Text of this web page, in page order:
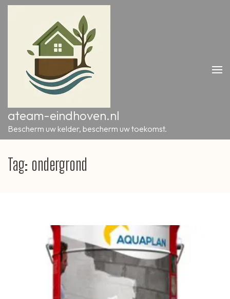
Ga
ateam-eindhoven.nl
Bescherm uw kelder, bescherm uw toekomst.
Tag: ondergrond